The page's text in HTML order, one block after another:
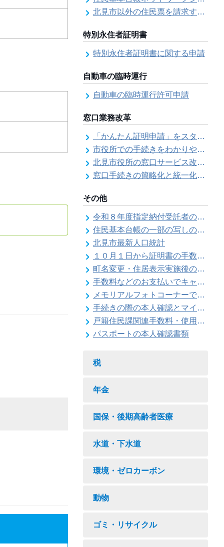
北見市以外の住民票を請求する（住民票の広域交付）
特別永住者証明書
特別永住者証明書に関する申請
自動車の臨時運行
自動車の臨時運行許可申請
窓口業務改革
「かんたん証明申請」をスタートしました
市役所での手続きをわかりやすく！「手続きチェックシート」を導入しました
北見市役所の窓口サービス改善の取り組み経過
窓口手続きの簡略化と統一化の取り組みについて（ワンストップサービス推進事業）
その他
令和８年度指定納付受託者の指定について
住民基本台帳の一部の写しの閲覧状況
北見市最新人口統計
１０月１日から証明書の手数料が変わります
町名変更・住居表示実施後の住所変更
手数料などのお支払いでキャッシュレス決済が利用できます
メモリアルフォトコーナーで記念撮影はいかがですか
手続きの際の本人確認とマイナンバーの確認にご協力ください
戸籍住民課関連手数料・使用料一覧
パスポートの本人確認書類
税
年金
国保・後期高齢者医療
水道・下水道
環境・ゼロカーボン
動物
ゴミ・リサイクル